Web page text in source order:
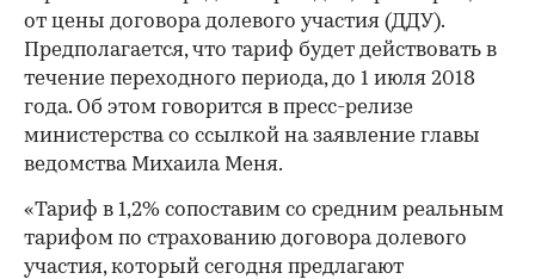
от цены договора долевого участия (ДДУ).
Предполагается, что тариф будет действовать в
течение переходного периода, до 1 июля 2018
года. Об этом говорится в пресс-релизе
министерства со ссылкой на заявление главы
ведомства Михаила Меня.
«Тариф в 1,2% сопоставим со средним реальным
тарифом по страхованию договора долевого
участия, который сегодня предлагают